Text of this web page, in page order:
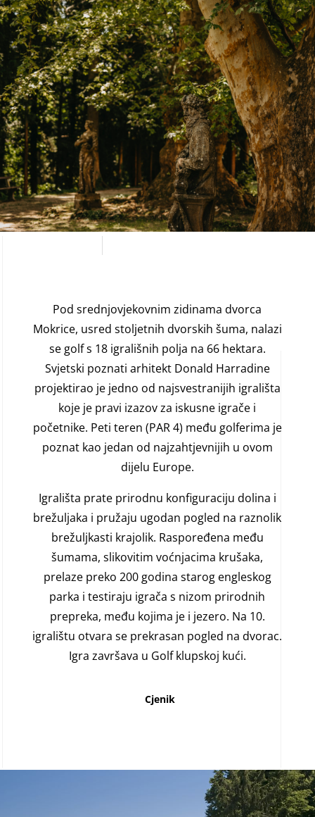
Pod srednjovjekovnim zidinama dvorca
Mokrice, usred stoljetnih dvorskih šuma, nalazi
se golf s 18 igrališnih polja na 66 hektara.
Svjetski poznati arhitekt Donald Harradine
projektirao je jedno od najsvestranijih igrališta
koje je pravi izazov za iskusne igrače i
početnike. Peti teren (PAR 4) među golferima je
poznat kao jedan od najzahtjevnijih u ovom
dijelu Europe.
Igrališta prate prirodnu konfiguraciju dolina i
brežuljaka i pružaju ugodan pogled na raznolik
brežuljkasti krajolik. Raspoređena među
šumama, slikovitim voćnjacima krušaka,
prelaze preko 200 godina starog engleskog
parka i testiraju igrača s nizom prirodnih
prepreka, među kojima je i jezero. Na 10.
igralištu otvara se prekrasan pogled na dvorac.
Igra završava u Golf klupskoj kući.
Cjenik